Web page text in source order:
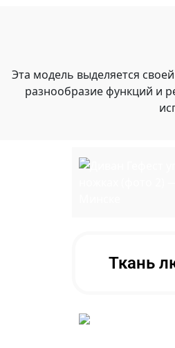
Эта модель выделяется
разнообразие функций и
Ткань